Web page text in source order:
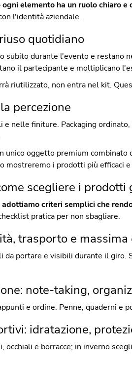
elemento ha un ruolo chiaro e
l'identità aziendale.
quotidiano
subito durante l'evento e restano
il partecipante e moltiplicano
riutilizzato, non entra nel kit.
percezione
e nelle finiture. Packaging
unico oggetto premium
mostreremo i prodotti più efficaci
scegliere i
criteri semplici che
pratica per non sbagliare.
trasporto e
portare e visibili durante il giro.
note-taking,
e ordine. Penne, quaderni
idratazione,
occhiali e borracce; in inverno